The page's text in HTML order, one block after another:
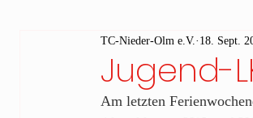
Jugend-
TC-Nieder-Olm e.V. 18. Sept.
Am letzten